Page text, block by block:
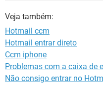
Veja também:
Hotmail ccm
Hotmail entrar direto
Ccm iphone
Problemas com a caixa de
Não consigo entrar no